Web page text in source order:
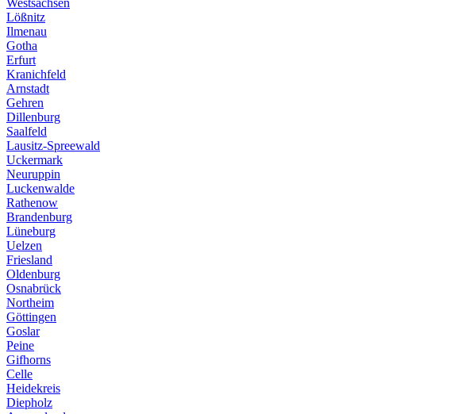
Westsachsen
Lößnitz
Ilmenau
Gotha
Erfurt
Kranichfeld
Arnstadt
Gehren
Dillenburg
Saalfeld
Lausitz-Spreewald
Uckermark
Neuruppin
Luckenwalde
Rathenow
Brandenburg
Lüneburg
Uelzen
Friesland
Oldenburg
Osnabrück
Northeim
Göttingen
Goslar
Peine
Gifhorns
Celle
Heidekreis
Diepholz